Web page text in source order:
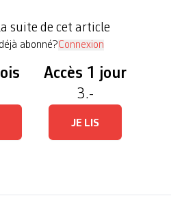
professionnelles du […]
suite de cet article
abonné?Connexion
Accès 1 jour
3.-
JE LIS